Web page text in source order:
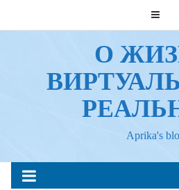
О
Aprika's